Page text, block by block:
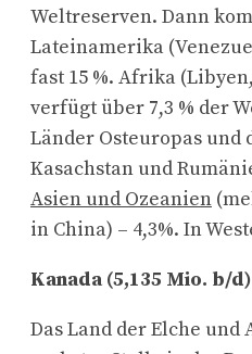
Weltreserven. Dann
Lateinamerika
fast 15 %. Afrika
verfügt über 7,3 % der
Länder Osteuropas und
Kasachstan und
Asien und Ozeanien
in China) – 4,3%. In
Kanada (5,135 Mio. b/d)
Das Land der Elche